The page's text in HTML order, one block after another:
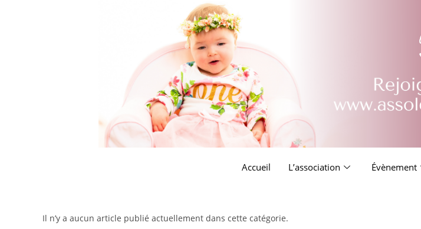
Accueil L’association Évènement
Il n’y a aucun article publié actuellement dans cette catégorie.